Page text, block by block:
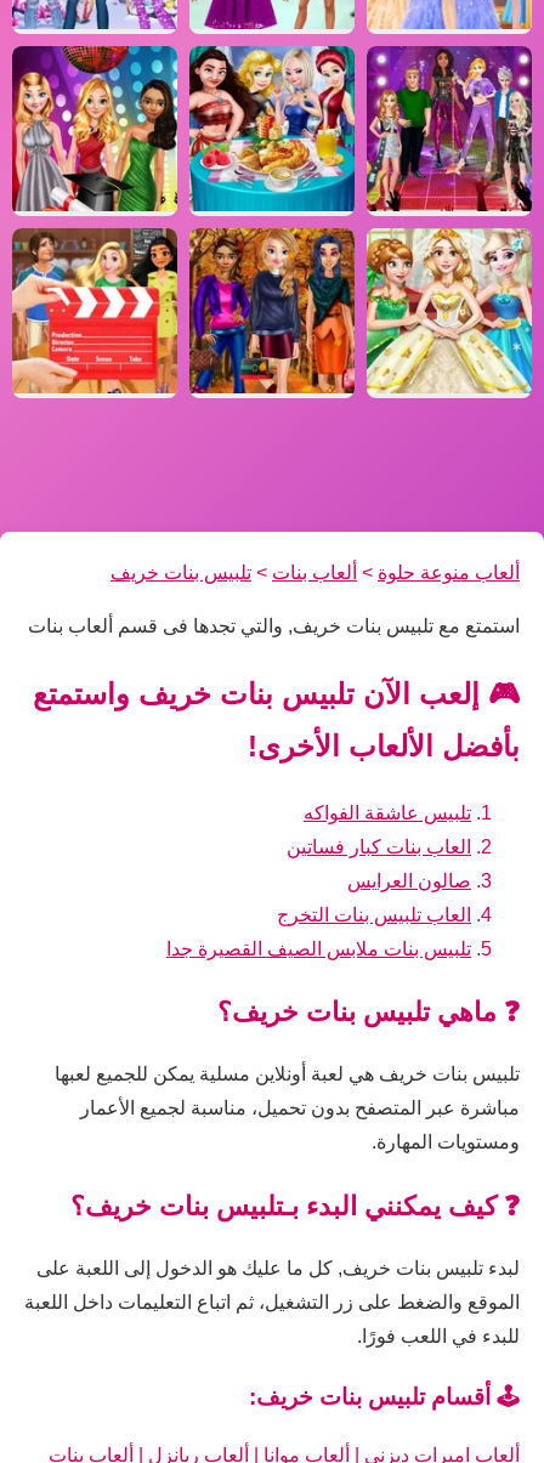
ألعاب منوعة حلوة > ألعاب بنات > تلبيس بنات خريف
استمتع مع تلبيس بنات خريف, والتي تجدها فى قسم ألعاب بنات
🎮 إلعب الآن تلبيس بنات خريف واستمتع
بأفضل الألعاب الأخرى!
تلبيس عاشقة الفواكه
العاب بنات كبار فساتين
صالون العرايس
العاب تلبيس بنات التخرج
تلبيس بنات ملابس الصيف القصيرة جدا
❓ ماهي تلبيس بنات خريف؟
تلبيس بنات خريف هي لعبة أونلاين مسلية يمكن للجميع لعبها
مباشرة عبر المتصفح بدون تحميل، مناسبة لجميع الأعمار
ومستويات المهارة.
❓ كيف يمكنني البدء بـتلبيس بنات خريف؟
لبدء تلبيس بنات خريف, كل ما عليك هو الدخول إلى اللعبة على
الموقع والضغط على زر التشغيل، ثم اتباع التعليمات داخل اللعبة
للبدء في اللعب فورًا.
🕹️ أقسام تلبيس بنات خريف:
ألعاب اميرات ديزني ألعاب موانا ألعاب ربانزل ألعاب بنات